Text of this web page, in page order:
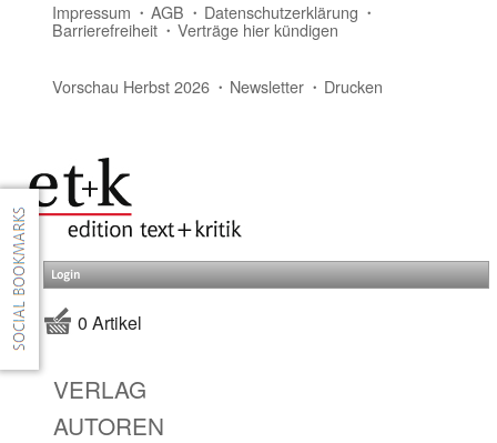
Impressum AGB Datenschutzerklärung
Barrierefreiheit Verträge hier kündigen
Vorschau Herbst 2026 Newsletter Drucken
Login
0 Artikel
VERLAG
AUTOREN